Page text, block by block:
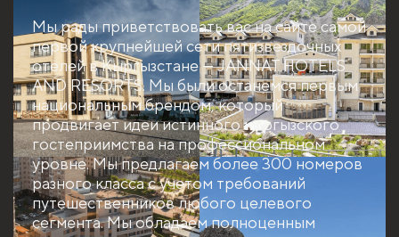
Мы рады приветствовать вас на сайте самой
первой крупнейшей сети пятизвездочных
отелей в Кыргызстане — JANNAT HOTELS
AND RESORTS. Мы были останемся первым
национальным брендом, который
продвигает идеи истинного кыргызского
гостеприимства на профессиональном
уровне. Мы предлагаем более 300 номеров
разного класса с учетом требований
путешественников любого целевого
сегмента. Мы обладаем полноценным